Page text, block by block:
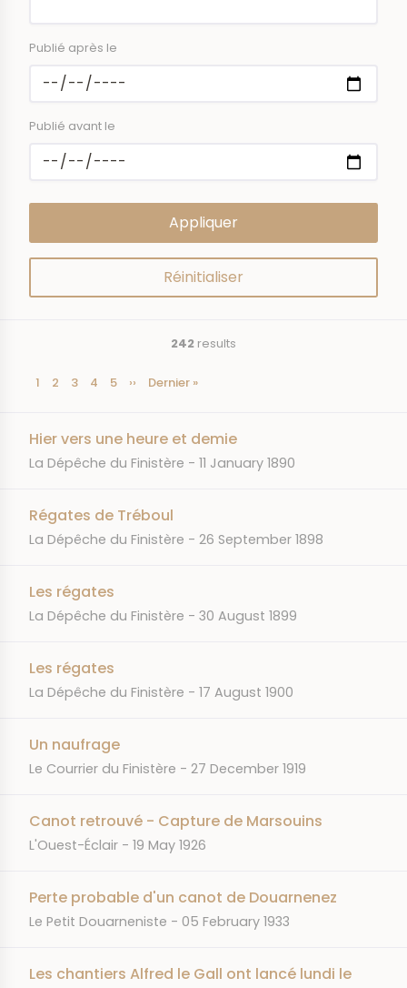
Publié après le
Publié avant le
242 results
Pagination
Current
1 Page
2 Page
3 Page
4 Page
5
Next
››
Last
Dernier »
Hier vers une heure et demie
JOURNAL
La Dépêche du Finistère DATE
11 January 1890
Régates de Tréboul
JOURNAL
La Dépêche du Finistère DATE
26 September 1898
Les régates
JOURNAL
La Dépêche du Finistère DATE
30 August 1899
Les régates
JOURNAL
La Dépêche du Finistère DATE
17 August 1900
Un naufrage
JOURNAL
Le Courrier du Finistère DATE
27 December 1919
Canot retrouvé - Capture de Marsouins
JOURNAL
L'Ouest-Éclair DATE
19 May 1926
Perte probable d'un canot de Douarnenez
JOURNAL
Le Petit Douarneniste DATE
05 February 1933
Les chantiers Alfred le Gall ont lancé lundi le